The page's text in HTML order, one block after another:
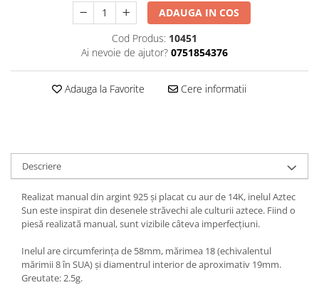
ADAUGA IN COS
Cod Produs: 10451
Ai nevoie de ajutor? 0751854376
Adauga la Favorite Cere informatii
Descriere
Realizat manual din argint 925 și placat cu aur de 14K, inelul Aztec
Sun este inspirat din desenele străvechi ale culturii aztece. Fiind o
piesă realizată manual, sunt vizibile câteva imperfecțiuni.
Inelul are circumferința de 58mm, mărimea 18 (echivalentul
mărimii 8 în SUA) și diamentrul interior de aproximativ 19mm.
Greutate: 2.5g.